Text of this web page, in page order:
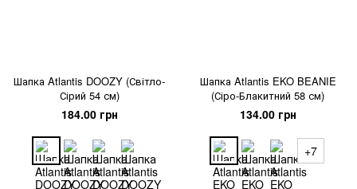
Шапка Atlantis DOOZY (Світло-
Сірий 54 см)
184.00 грн
Шапка Atlantis EKO BEANIE
(Сіро-Блакитний 58 см)
134.00 грн
+7